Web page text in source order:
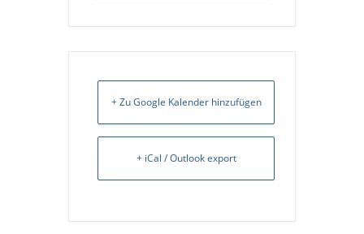
+ Zu Google Kalender hinzufügen
+ iCal / Outlook export